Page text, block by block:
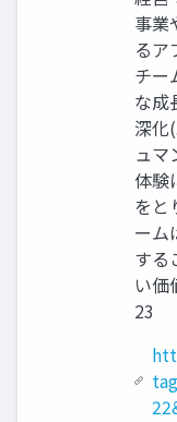
事業
るア
チー
な成
深化
ュマ
体験
をと
ーム
する
い価
23